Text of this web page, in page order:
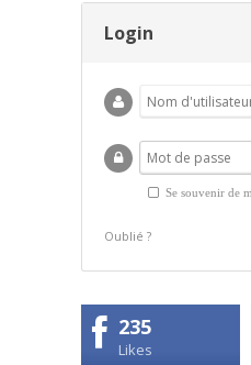
Login
Se souvenir de
Oublié ?
235
Likes